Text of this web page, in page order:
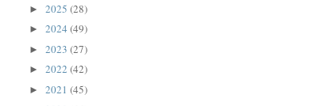
►2025(28)
►2024(49)
►2023(27)
►2022(42)
►2021(45)